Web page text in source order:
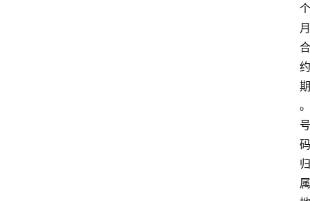
个
月
合
约
期
。
号
码
归
属